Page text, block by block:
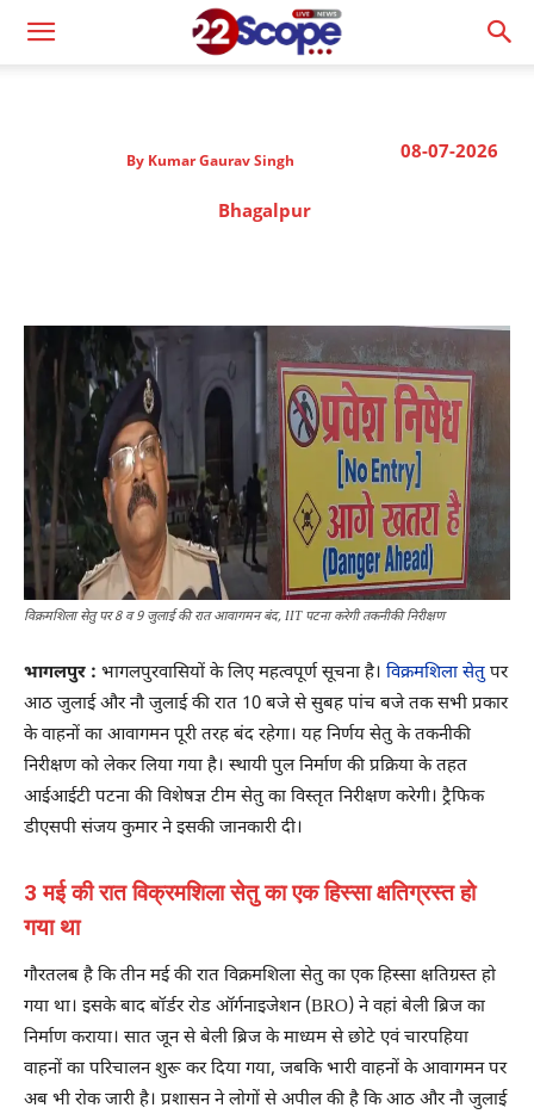
08-07-2026
By Kumar Gaurav Singh
Bhagalpur
विक्रमशिला सेतु पर 8 व 9 जुलाई की रात आवागमन बंद, IIT पटना करेगी तकनीकी निरीक्षण
भागलपुर : भागलपुरवासियों के लिए महत्वपूर्ण सूचना है। विक्रमशिला सेतु पर
आठ जुलाई और नौ जुलाई की रात 10 बजे से सुबह पांच बजे तक सभी प्रकार
के वाहनों का आवागमन पूरी तरह बंद रहेगा। यह निर्णय सेतु के तकनीकी
निरीक्षण को लेकर लिया गया है। स्थायी पुल निर्माण की प्रक्रिया के तहत
आईआईटी पटना की विशेषज्ञ टीम सेतु का विस्तृत निरीक्षण करेगी। ट्रैफिक
डीएसपी संजय कुमार ने इसकी जानकारी दी।
3 मई की रात विक्रमशिला सेतु का एक हिस्सा क्षतिग्रस्त हो
गया था
गौरतलब है कि तीन मई की रात विक्रमशिला सेतु का एक हिस्सा क्षतिग्रस्त हो
गया था। इसके बाद बॉर्डर रोड ऑर्गनाइजेशन (BRO) ने वहां बेली ब्रिज का
निर्माण कराया। सात जून से बेली ब्रिज के माध्यम से छोटे एवं चारपहिया
वाहनों का परिचालन शुरू कर दिया गया, जबकि भारी वाहनों के आवागमन पर
अब भी रोक जारी है। प्रशासन ने लोगों से अपील की है कि आठ और नौ जुलाई